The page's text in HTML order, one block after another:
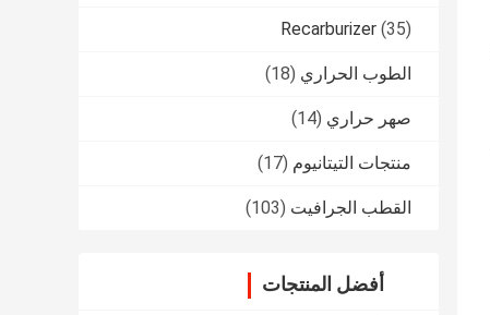
Recarburizer (35)
الطوب الحراري (18)
صهر حراري (14)
منتجات التيتانيوم (17)
القطب الجرافيت (103)
أفضل المنتجات